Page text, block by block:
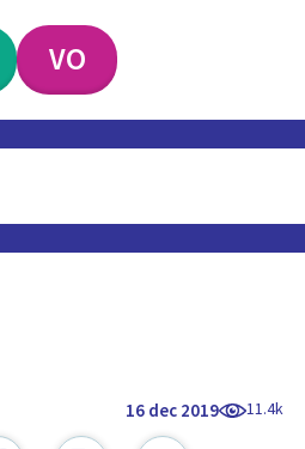
VO
16 dec 2019 11.4k